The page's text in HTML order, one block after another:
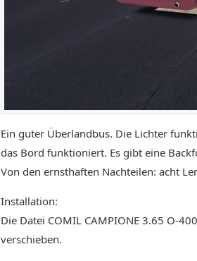
Ein guter Überlandbus. Die Lichter
das Bord funktioniert. Es gibt eine
Von den ernsthaften Nachteilen: acht
Installation:
Die Datei COMIL CAMPIONE 3.65 O-
verschieben.